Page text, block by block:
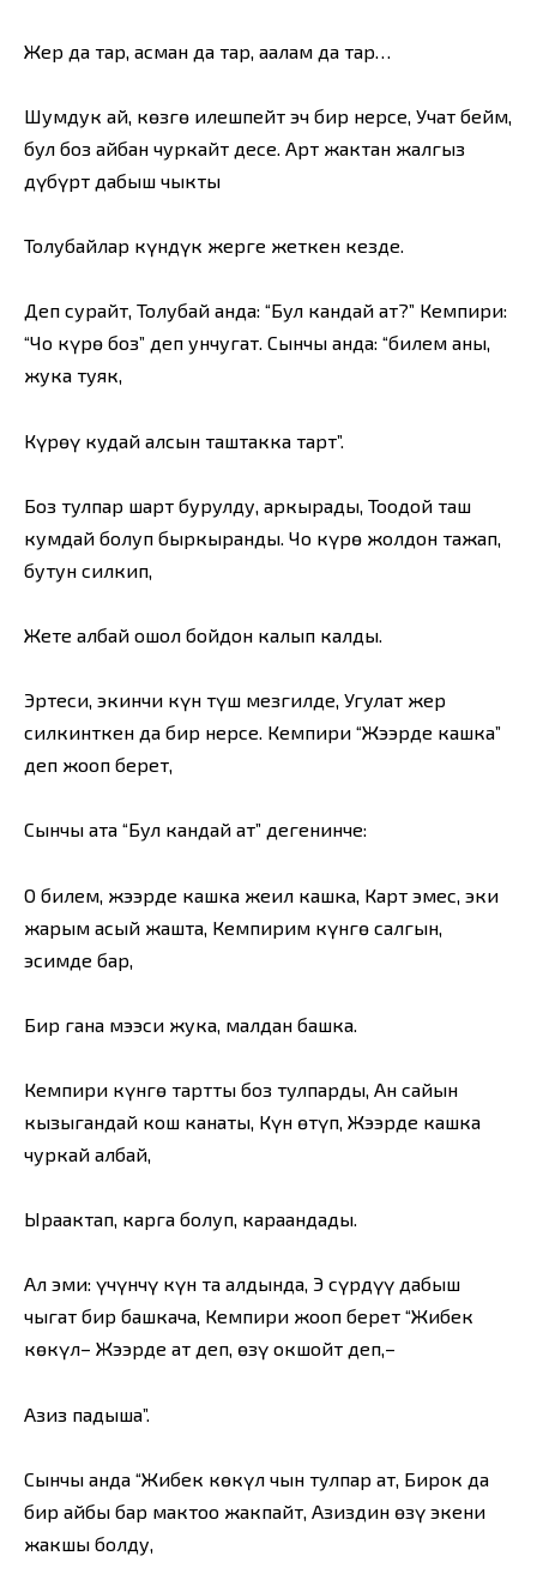
Жер да тар, асман да тар, аалам да тар…
Шумдук ай, көзгө илешпейт эч бир нерсе, Учат бейм,
бул боз айбан чуркайт десе. Арт жактан жалгыз
дүбүрт дабыш чыкты
Толубайлар күндүк жерге жеткен кезде.
Деп сурайт, Толубай анда: “Бул кандай ат?” Кемпири:
“Чоң күрөң боз” деп унчугат. Сынчы анда: “билем аны,
жука туяк,
Күрөңү кудай алсын таштакка тарт”.
Боз тулпар шарт бурулду, аркырады, Тоодой таш
кумдай болуп быркыранды. Чоң күрөң жолдон тажап,
бутун силкип,
Жете албай ошол бойдон калып калды.
Эртеси, экинчи күн түш мезгилде, Угулат жер
силкинткен да бир нерсе. Кемпири “Жээрде кашка”
деп жооп берет,
Сынчы ата “Бул кандай ат” дегенинче:
О билем, жээрде кашка жеңил кашка, Карт эмес, эки
жарым асый жашта, Кемпирим күнгө салгын,
эсимде бар,
Бир гана мээси жука, малдан башка.
Кемпири күнгө тартты боз тулпарды, Ан сайын
кызыгандай кош канаты, Күн өтүп, Жээрде кашка
чуркай албай,
Ыраактап, карга болуп, караандады.
Ал эми: үчүнчү күн таң алдында, Эң сүрдүү дабыш
чыгат бир башкача, Кемпири жооп берет “Жибек
көкүл– Жээрде ат деп, өзү окшойт деп,–
Азиз падыша”.
Сынчы анда “Жибек көкүл чын тулпар ат, Бирок да
бир айбы бар мактоо жакпайт, Азиздин өзү экени
жакшы болду,